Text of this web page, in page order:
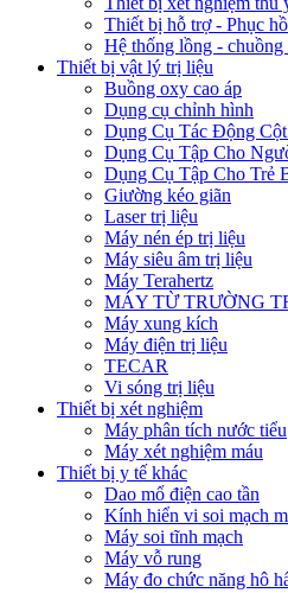
Thiết bị hỗ trợ - Phục
Hệ thống lồng -
Thiết bị vật lý trị liệu
Buồng oxy cao áp
Dụng cụ chỉnh hình
Dụng Cụ Tác Động
Dụng Cụ Tập Cho
Dụng Cụ Tập Cho Trẻ
Giường kéo giãn
Laser trị liệu
Máy nén ép trị liệu
Máy siêu âm trị liệu
Máy Terahertz
MÁY TỪ TRƯỜNG
Máy xung kích
Máy điện trị liệu
TECAR
Vi sóng trị liệu
Thiết bị xét nghiệm
Máy phân tích nước tiểu
Máy xét nghiệm máu
Thiết bị y tế khác
Dao mổ điện cao tần
Kính hiển vi soi mạch
Máy soi tĩnh mạch
Máy vỗ rung
Máy đo chức năng hô